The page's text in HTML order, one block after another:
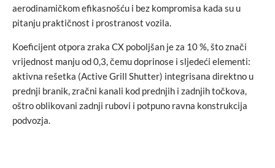
aerodinamičkom efikasnošću i bez kompromisa kada su u
pitanju praktičnost i prostranost vozila.
Koeficijent otpora zraka CX poboljšan je za 10 %, što znači
vrijednost manju od 0,3, čemu doprinose i sljedeći elementi:
aktivna rešetka (Active Grill Shutter) integrisana direktno u
prednji branik, zračni kanali kod prednjih i zadnjih točkova,
oštro oblikovani zadnji rubovi i potpuno ravna konstrukcija
podvozja.